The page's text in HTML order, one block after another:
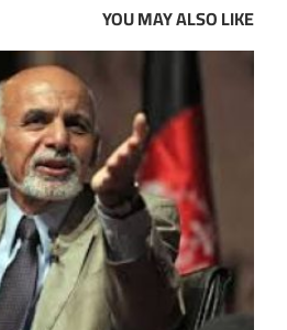
YOU MAY ALSO LIKE